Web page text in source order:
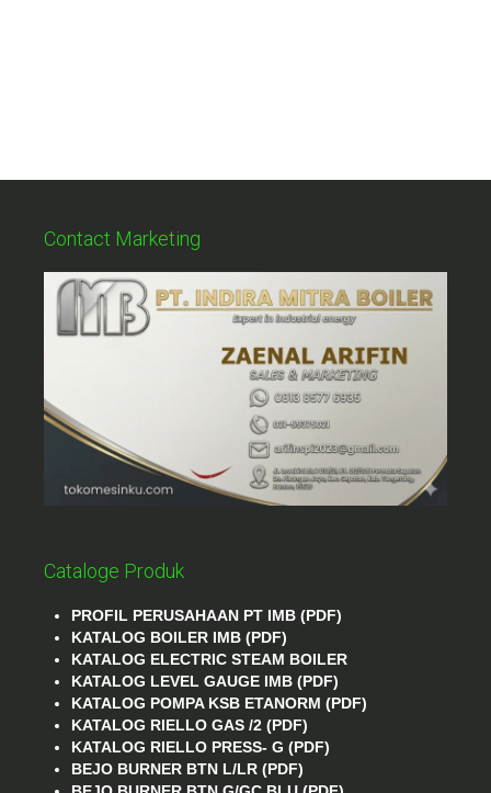
Contact Marketing
Cataloge Produk
PROFIL PERUSAHAAN PT IMB (PDF)
KATALOG BOILER IMB (PDF)
KATALOG ELECTRIC STEAM BOILER
KATALOG LEVEL GAUGE IMB (PDF)
KATALOG POMPA KSB ETANORM (PDF)
KATALOG RIELLO GAS /2 (PDF)
KATALOG RIELLO PRESS- G (PDF)
BEJO BURNER BTN L/LR (PDF)